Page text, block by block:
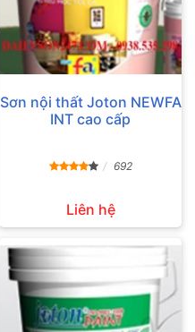
Sơn nội thất Joton NEWFA
INT cao cấp
692
Liên hệ